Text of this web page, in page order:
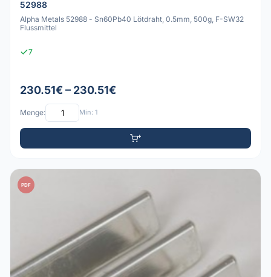
52988
Alpha Metals 52988 - Sn60Pb40 Lötdraht, 0.5mm, 500g, F-SW32
Flussmittel
7
230.51€ – 230.51€
Menge: Min: 1
PDF